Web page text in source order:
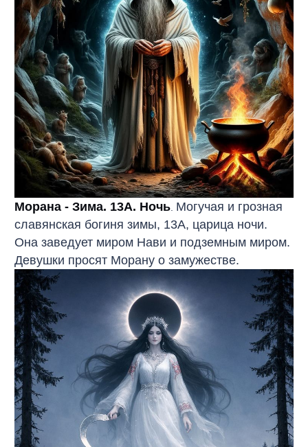
Морана - Зима. 13А. Ночь Могучая и грозная
славянская богиня зимы, 13А, царица ночи.
Она заведует миром Нави и подземным миром.
Девушки просят Морану о замужестве.